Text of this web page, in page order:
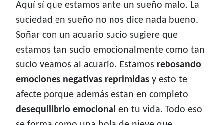
Aquí sí que estamos ante un sueño malo. La
suciedad en sueño no nos dice nada bueno.
Soñar con un acuario sucio sugiere que
estamos tan sucio emocionalmente como tan
sucio veamos al acuario. Estamos rebosando
emociones negativas reprimidas y esto te
afecte porque además estan en completo
desequilibrio emocional en tu vida. Todo eso